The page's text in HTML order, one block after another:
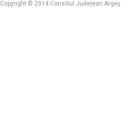
Copyright © 2014 Consiliul Județean Argeș